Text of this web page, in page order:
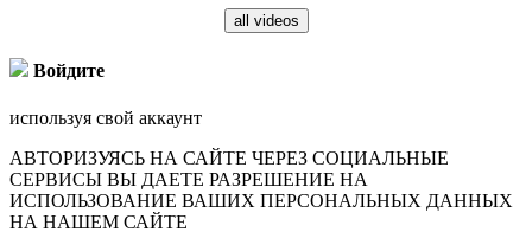
all videos
Войдите
используя свой аккаунт
АВТОРИЗУЯСЬ НА САЙТЕ ЧЕРЕЗ СОЦИАЛЬНЫЕ
СЕРВИСЫ ВЫ ДАЕТЕ РАЗРЕШЕНИЕ НА
ИСПОЛЬЗОВАНИЕ ВАШИХ ПЕРСОНАЛЬНЫХ ДАННЫХ
НА НАШЕМ САЙТЕ